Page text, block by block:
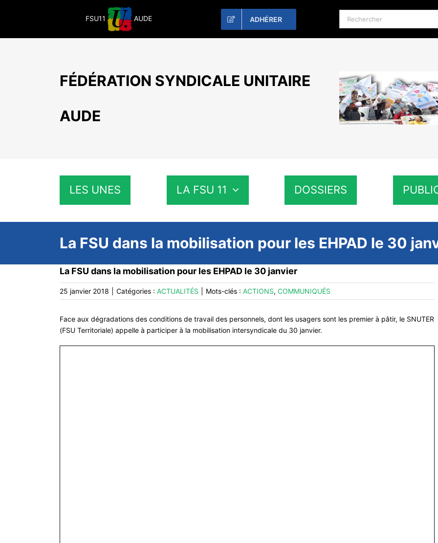
FSU11 AUDE ADHÉRER Rechercher:
FÉDÉRATION SYNDICALE UNITAIRE
AUDE
LES UNES LA FSU 11 DOSSIERS
La FSU dans la mobilisation pour les EHPAD le 30
La FSU dans la mobilisation pour les EHPAD le 30 janvier
25 janvier 2018 Catégories : ACTUALITÉS Mots-clés : ACTIONS, COMMUNIQUÉS
Face aux dégradations des conditions de travail des personnels, dont les usagers sont les premier à pâtir, le SNUTER
(FSU Territoriale) appelle à participer à la mobilisation intersyndicale du 30 janvier.